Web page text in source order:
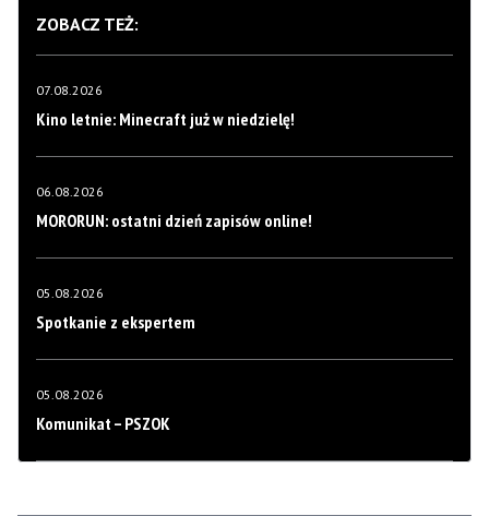
ZOBACZ TEŻ:
07.08.2026
Kino letnie: Minecraft już w niedzielę!
06.08.2026
MORORUN: ostatni dzień zapisów online!
05.08.2026
Spotkanie z ekspertem
05.08.2026
Komunikat – PSZOK